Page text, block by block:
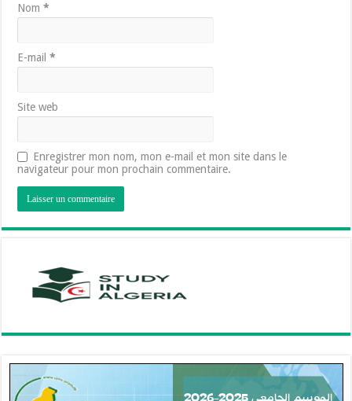
Nom*
E-mail*
Site web
Enregistrer mon nom, mon e-mail et mon site dans le
navigateur pour mon prochain commentaire.